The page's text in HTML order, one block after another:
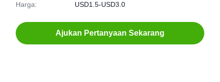
Harga: USD1.5-USD3.0
Ajukan Pertanyaan Sekarang